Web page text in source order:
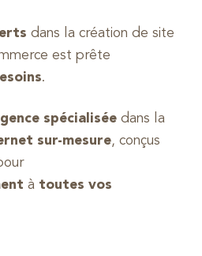
dans la création de site
est prête
.
spécialisée dans la
sur-mesure, conçus
à toutes vos